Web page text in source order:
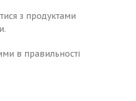
з продуктами
в правильності